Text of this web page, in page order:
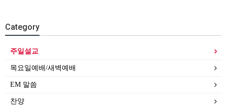
Category
주일설교
목요일예배/새벽예배
EM 말씀
찬양